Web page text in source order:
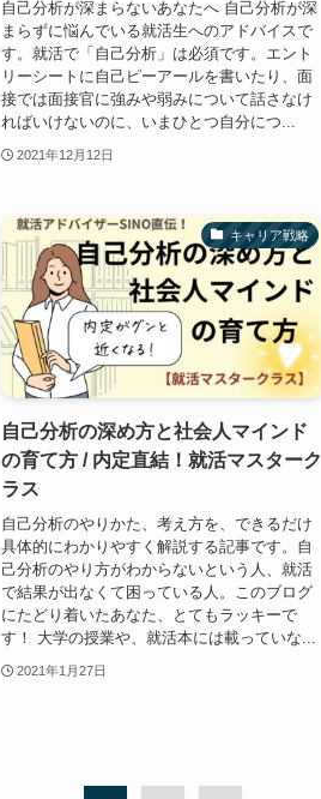
自己分析が深まらないあなたへ 自己分析が深
まらずに悩んでいる就活生へのアドバイスで
す。就活で「自己分析」は必須です。エント
リーシートに自己ピーアールを書いたり、面
接では面接官に強みや弱みについて話さなけ
ればいけないのに、いまひとつ自分につ...
2021年12月12日
キャリア戦略
自己分析の深め方と社会人マインド
の育て方 / 内定直結！就活マスターク
ラス
自己分析のやりかた、考え方を、できるだけ
具体的にわかりやすく解説する記事です。自
己分析のやり方がわからないという人、就活
で結果が出なくて困っている人。このブログ
にたどり着いたあなた、とてもラッキーで
す！ 大学の授業や、就活本には載っていな...
2021年1月27日